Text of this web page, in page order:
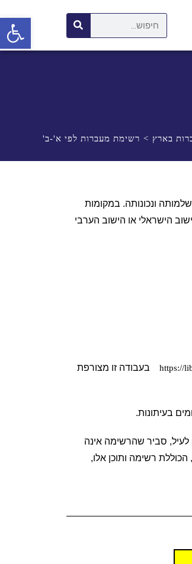
בארץ > רשימת מעברות לפי א'-ב'
https://
בעיתונות.
פתח סרגל נגישות